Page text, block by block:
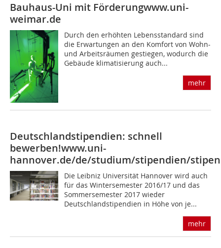
Bauhaus-Uni mit Förderungwww.uni-
weimar.de
Durch den erhöhten Lebensstandard sind
die Erwartungen an den Komfort von Wohn-
und Arbeitsräumen gestiegen, wodurch die
Gebäude klimatisierung auch...
mehr
Deutschlandstipendien: schnell
bewerben!www.uni-
hannover.de/de/studium/stipendien/
Die Leibniz Universität Hannover wird auch
für das Wintersemester 2016/17 und das
Sommersemester 2017 wieder
Deutschlandstipendien in Höhe von je...
mehr